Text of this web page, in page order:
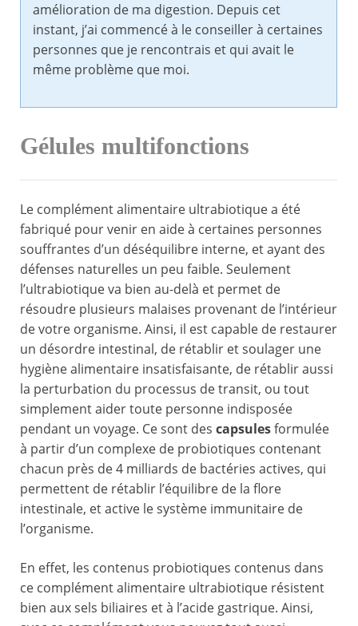
amélioration de ma digestion. Depuis cet
instant, j’ai commencé à le conseiller à certaines
personnes que je rencontrais et qui avait le
même problème que moi.
Gélules multifonctions
Le complément alimentaire ultrabiotique a été
fabriqué pour venir en aide à certaines personnes
souffrantes d’un déséquilibre interne, et ayant des
défenses naturelles un peu faible. Seulement
l’ultrabiotique va bien au-delà et permet de
résoudre plusieurs malaises provenant de l’intérieur
de votre organisme. Ainsi, il est capable de restaurer
un désordre intestinal, de rétablir et soulager une
hygiène alimentaire insatisfaisante, de rétablir aussi
la perturbation du processus de transit, ou tout
simplement aider toute personne indisposée
pendant un voyage. Ce sont des capsulesformulée
à partir d’un complexe de probiotiques contenant
chacun près de 4 milliards de bactéries actives, qui
permettent de rétablir l’équilibre de la flore
intestinale, et active le système immunitaire de
l’organisme.
En effet, les contenus probiotiques contenus dans
ce complément alimentaire ultrabiotique résistent
bien aux sels biliaires et à l’acide gastrique. Ainsi,